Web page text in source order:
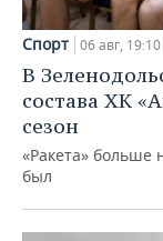
Спорт 06 авг, 19:10
В
состава ХК
сезон
«Ракета» больше
был